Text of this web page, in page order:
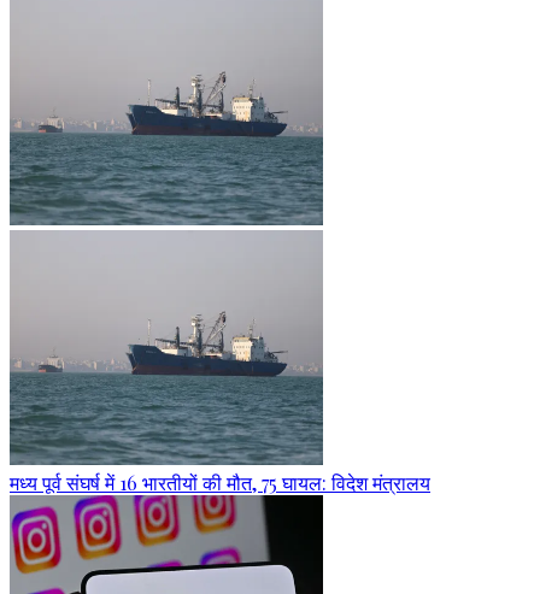
मध्य पूर्व संघर्ष में 16 भारतीयों की मौत, 75 घायल: विदेश मंत्रालय